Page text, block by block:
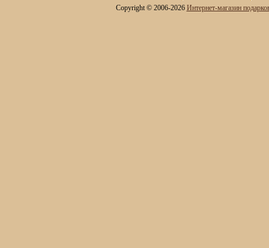
Copyright © 2006-2026 Интернет-магазин